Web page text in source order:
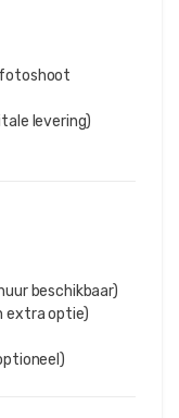
fotoshoot
levering)
beschikbaar)
extra optie)